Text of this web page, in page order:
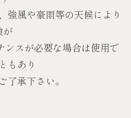
強風や豪雨等の天候により
が
ンスが必要な場合は使用で
もあり
了承下さい。